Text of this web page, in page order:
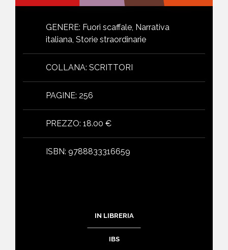
GENERE: Fuori scaffale, Narrativa
italiana, Storie straordinarie
COLLANA: SCRITTORI
PAGINE: 256
PREZZO: 18.00 €
ISBN: 9788833316659
IN LIBRERIA
IBS